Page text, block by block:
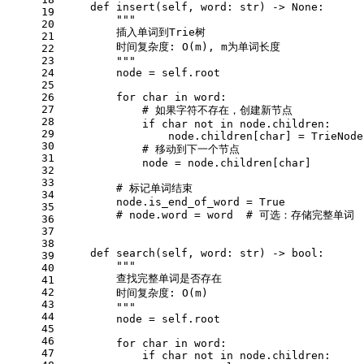
19
20
21
22
23
24
25
26
27
28
29
30
31
32
33
34
35
36
37
38
39
40
41
42
43
44
45
46
47
def insert ( self, word: str) -> None :
"""
        插入单词到Trie树
        时间复杂度: O(m), m为单词长度
        """
        node =
self .root
for char in word:
# 如果字符不存在，创建新节点
if char not in node.children:
node.children[char] =
# 移动到下一个节点
            node = node.children[char]
# 标记单词结束
        node.is_end_of_word =
True
# node.word = word  # 可选：存储完整单词
def search ( self, word: str) -> bool :
"""
        查找完整单词是否存在
        时间复杂度: O(m)
        """
        node =
self .root
for char in word:
if char not in node.children: